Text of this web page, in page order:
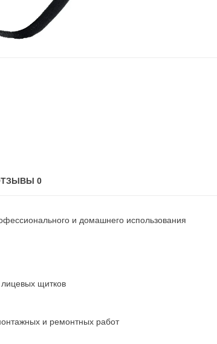
0
и домашнего использования
щитков
и ремонтных работ